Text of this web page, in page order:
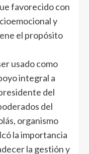
favorecido con
y
el propósito
usado como
integral a
del
del
organismo
la importancia
la gestión y